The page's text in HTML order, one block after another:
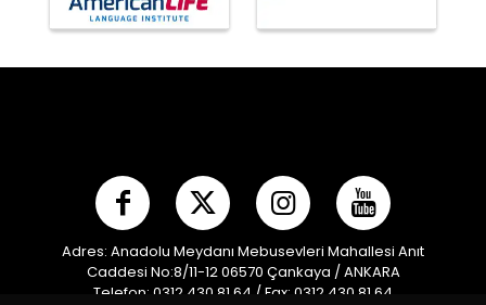
Adres: Anadolu Meydanı Mebusevleri Mahallesi Anıt
Caddesi No:8/11-12 06570 Çankaya / ANKARA
Telefon: 0312 430 81 64 / Fax: 0312 430 81 64